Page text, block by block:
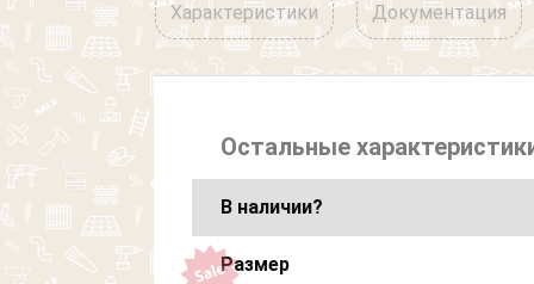
Характеристики Документация
Остальные
В наличии?
Размер